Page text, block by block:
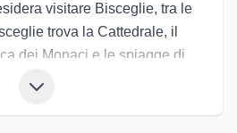
visitare Bisceglie, tra le
trova la Cattedrale, il
dei Monaci e le spiagge di